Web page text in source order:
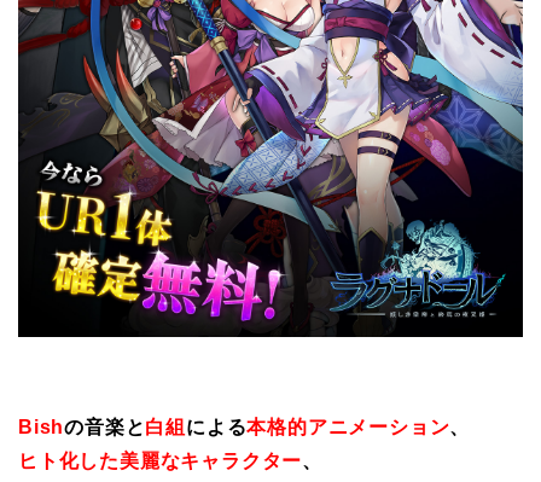
Bishの音楽と白組 による本格的アニメーション、
ヒト化した美麗なキャラクター、